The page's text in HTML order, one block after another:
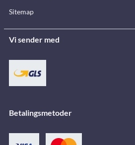
Sitemap
Vi sender med
Betalingsmetoder